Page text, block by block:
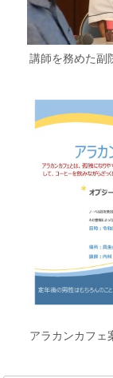
講師を務めた副
アラカンカフェ